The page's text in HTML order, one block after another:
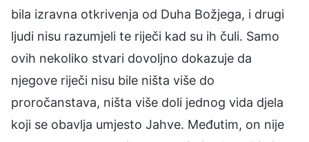
bila izravna otkrivenja od Duha Božjega, i drugi
ljudi nisu razumjeli te riječi kad su ih čuli. Samo
ovih nekoliko stvari dovoljno dokazuje da
njegove riječi nisu bile ništa više do
proročanstava, ništa više doli jednog vida djela
koji se obavlja umjesto Jahve. Međutim, on nije